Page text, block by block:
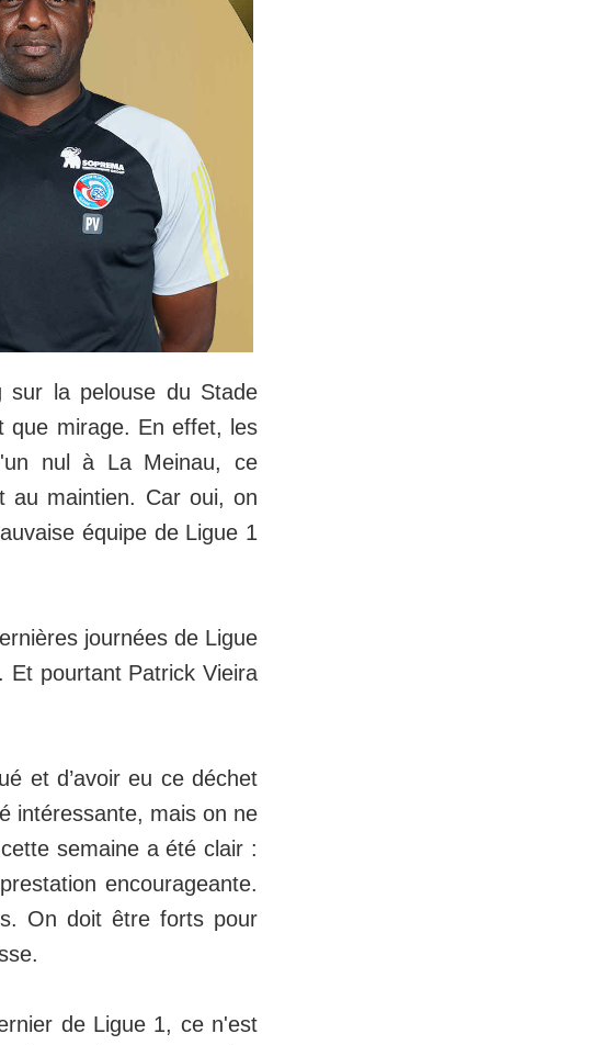
sur la pelouse du Stade
que mirage. En effet, les
nul à La Meinau, ce
au maintien. Car oui, on
équipe de Ligue 1
journées de Ligue
Et pourtant Patrick Vieira
et d’avoir eu ce déchet
intéressante, mais on ne
semaine a été clair :
encourageante.
On doit être forts pour
de Ligue 1, ce n'est